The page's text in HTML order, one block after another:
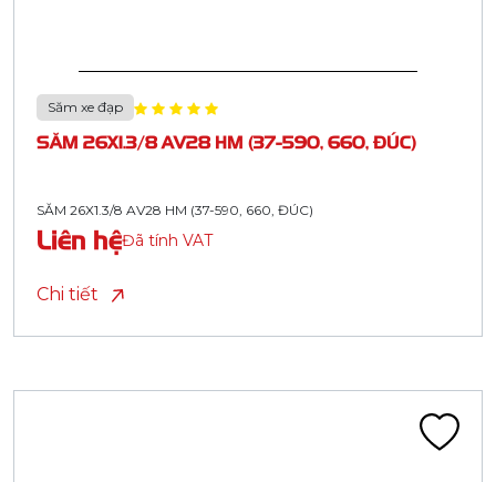
Săm xe đạp
SĂM 26X1.3/8 AV28 HM (37-590, 660, ĐÚC)
SĂM 26X1.3/8 AV28 HM (37-590, 660, ĐÚC)
Liên hệĐã tính VAT
Chi tiết